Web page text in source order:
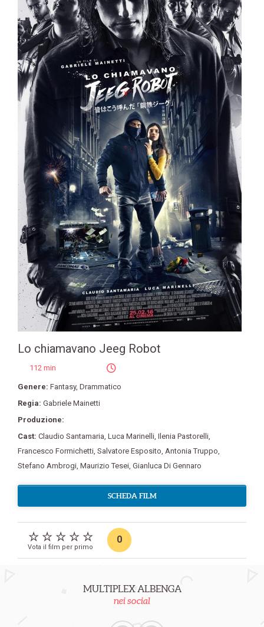
Lo chiamavano Jeeg Robot
112 min
Genere: Fantasy, Drammatico
Regia: Gabriele Mainetti
Produzione:
Cast: Claudio Santamaria Luca Marinelli Ilenia Pastorelli
Francesco Formichetti Salvatore Esposito Antonia Truppo
Stefano Ambrogi Maurizio Tesei Gianluca Di Gennaro
SCHEDA FILM
Vota il film per primo
0
MULTIPLEX ALBENGA
nei social